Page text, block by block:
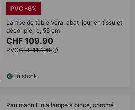
PVC -6%
Lampe de table Vera, abat-jour en tissu et
décor pierre, 55 cm
CHF 109.90
PVCCHF 117.90
En stock
Paulmann Finja lampe à pince, chromé